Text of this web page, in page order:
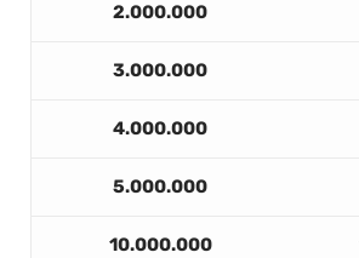
2.000.000
3.000.000
4.000.000
5.000.000
10.000.000